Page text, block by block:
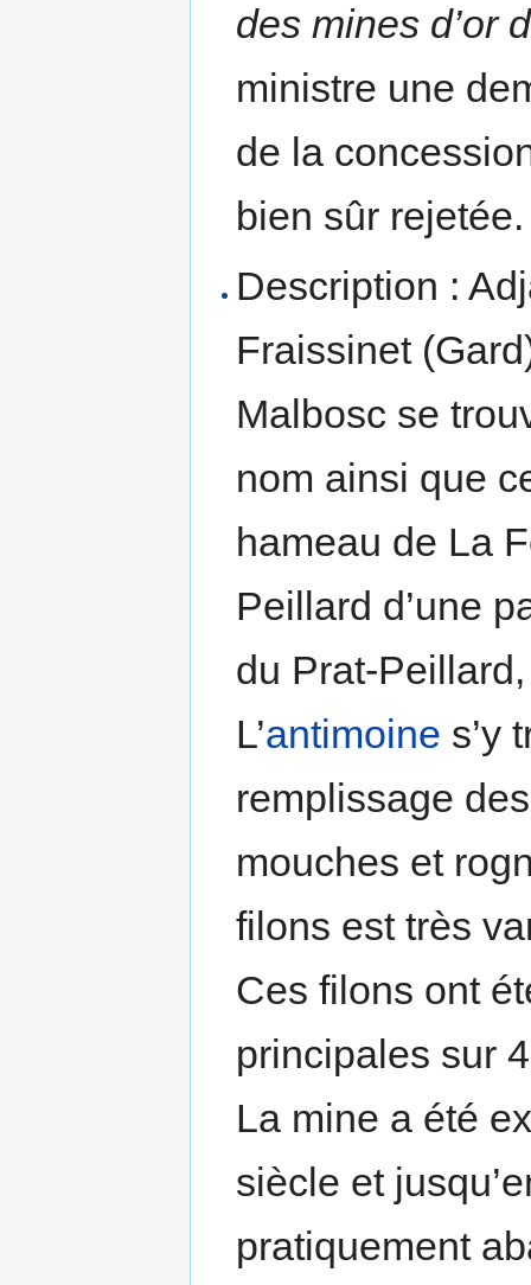
des mines d’or
ministre une
de la
bien sûr rejetée.
Description :
Fraissinet
Malbosc se
nom ainsi que
hameau de La
Peillard d’une
du Prat-
L’antimoine s’y
remplissage
mouches et
filons est très
Ces filons ont
principales sur
La mine a été
siècle et
pratiquement